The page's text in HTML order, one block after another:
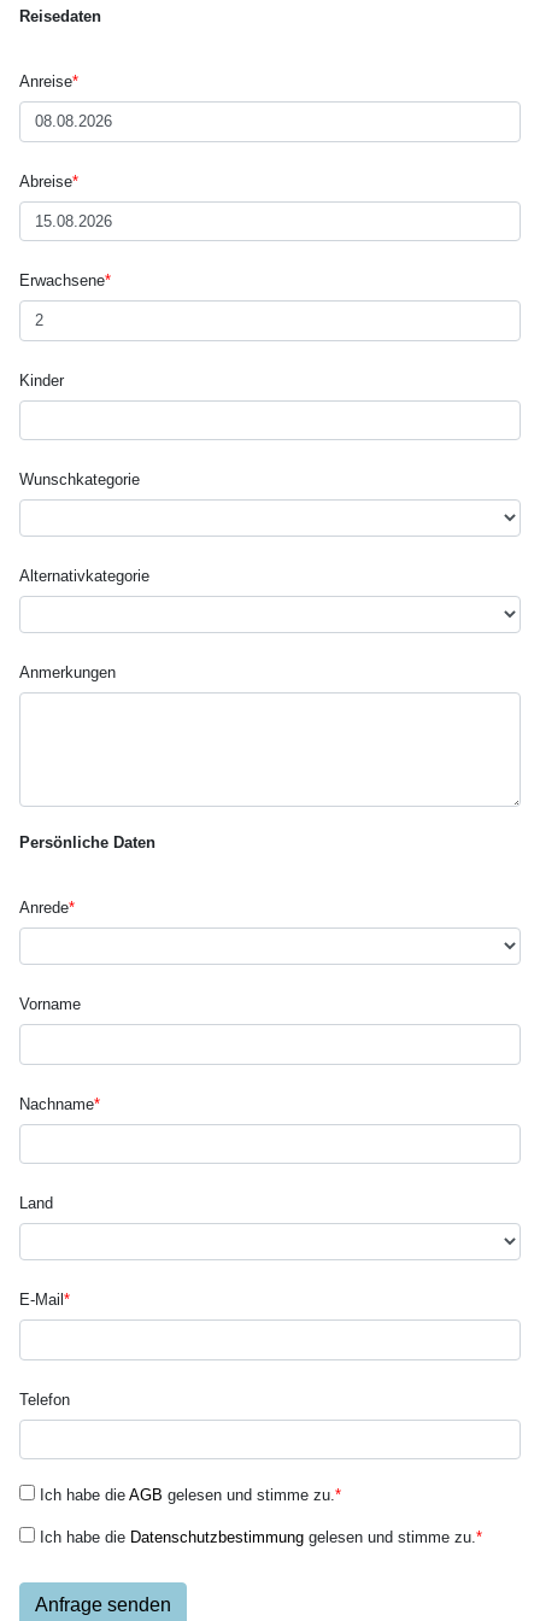
Reisedaten
Anreise*
Abreise*
Erwachsene*
Kinder
Wunsch­kategorie
Alternativ­kategorie
Anmerkungen
Persönliche Daten
Anrede*
Vorname
Nachname*
Land
E-Mail *
Telefon
Ich habe die AGB gelesen und stimme zu.*
Ich habe die Datenschutzbestimmung gelesen und stimme zu.*
Anfrage senden